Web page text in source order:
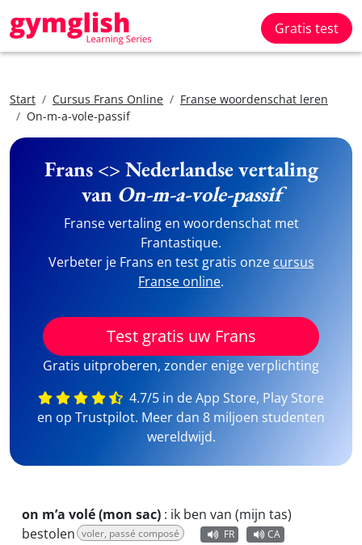
Gratis test
Start Cursus Frans Online
Franse woordenschat leren
On-m-a-vole-passif
Frans <> Nederlandse vertaling
van On-m-a-vole-passif
Franse vertaling en woordenschat met
Frantastique.
Verbeter je Frans en test gratis onze cursus
Franse online.
Test gratis uw Frans
Gratis uitproberen, zonder enige verplichting
4.7/5 in de App Store, Play Store
en op Trustpilot. Meer dan 8 miljoen studenten
wereldwijd.
on m’a volé (mon sac) : ik ben van (mijn tas)
bestolen voler, passé composé FR CA